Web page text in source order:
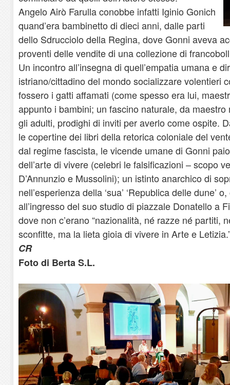
Angelo Airò Farulla conobbe infatti Iginio Gonich
quand’era bambinetto di dieci anni, dalle parti
dello Sdrucciolo della Regina, dove Gonni aveva
proventi delle vendite di una collezione di
Un incontro all’insegna di quell’empatia umana e
istriano/cittadino del mondo socializzare volentieri
fossero i gatti affamati (come spesso era lui,
appunto i bambini; un fascino naturale, da
gli adulti, prodighi di inviti per averlo come ospite.
le copertine dei libri della retorica coloniale del
dal regime fascista, le vicende umane di Gonni
dell’arte di vivere (celebri le falsificazioni – scopo
D’Annunzio e Mussolini); un istinto anarchico di
nell’esperienza della ‘sua’ ‘Republica delle dune’
all’ingresso del suo studio di piazzale Donatello a
dove non c’erano “nazionalità, né razze né partiti,
sconfitte, ma la lieta gioia di vivere in Arte e
CR
Foto di Berta S.L.